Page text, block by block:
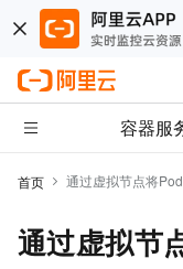
容器服
首页 通过虚拟节点将
通过虚拟节